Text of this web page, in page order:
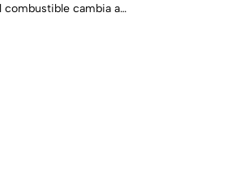
combustible cambia a